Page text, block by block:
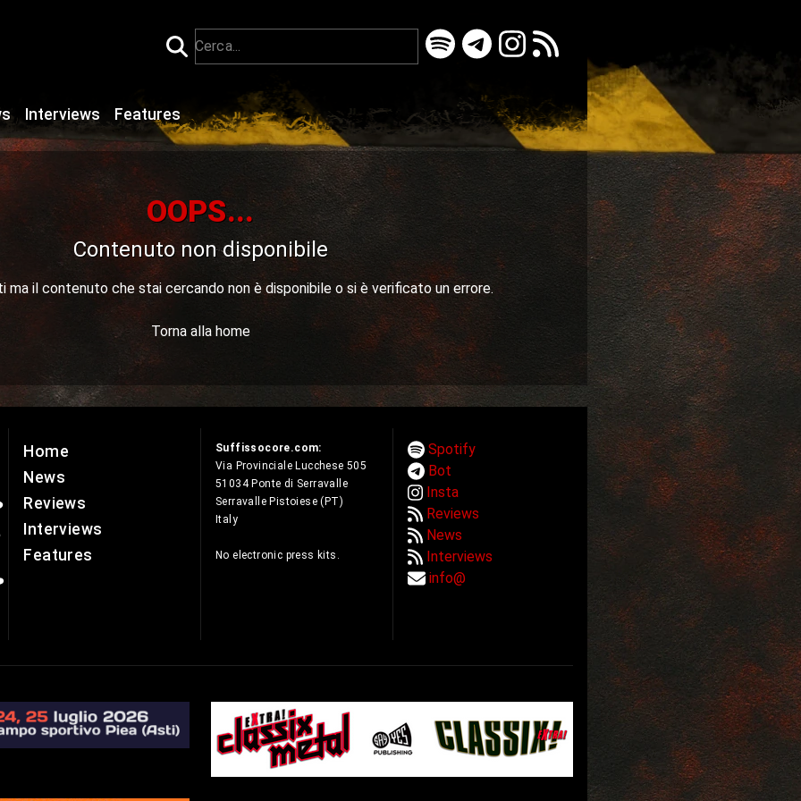
Interviews Features
OOPS...
Contenuto non disponibile
ma il contenuto che stai cercando non è disponibile o si è verificato un errore.
Torna alla home
Home
News
Reviews
Interviews
Features
Suffissocore.com:
Via Provinciale Lucchese 505
51034 Ponte di Serravalle
Serravalle Pistoiese (PT)
Italy
No electronic press kits.
Spotify
Bot
Insta
Reviews
News
Interviews
info@